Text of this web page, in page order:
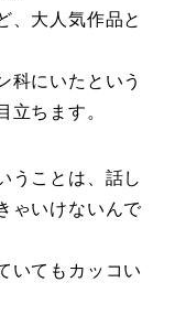
、大人気作品と
科にいたという
立ちます。
うことは、話し
ゃいけないんで
いてもカッコい